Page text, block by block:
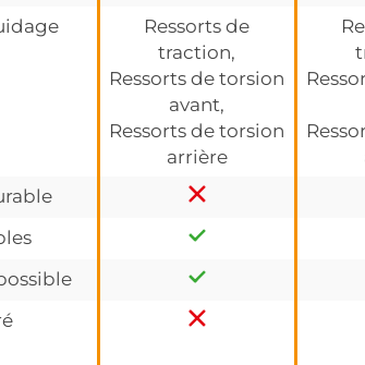
Ressorts de
traction,
Ressorts de torsion
avant,
Ressorts de torsion
arrière